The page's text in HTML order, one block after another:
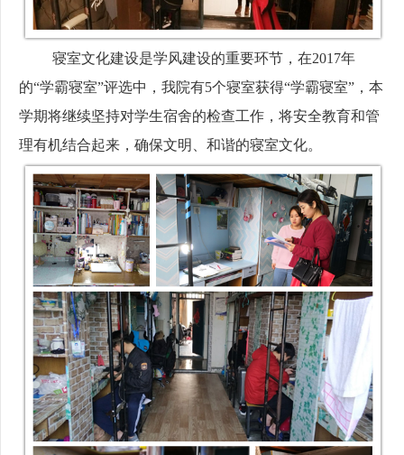
寝室文化建设是学风建设的重要环节，在2017年
的“学霸寝室”评选中，我院有5个寝室获得“学霸寝室”，本
学期将继续坚持对学生宿舍的检查工作，将安全教育和管
理有机结合起来，确保文明、和谐的寝室文化。